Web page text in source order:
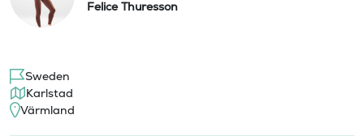
Felice Thuresson
Sweden
Karlstad
Värmland